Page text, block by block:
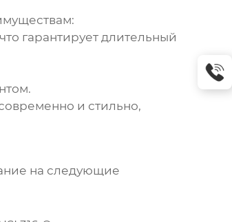
гарантирует длительный
и стильно,
на следующие